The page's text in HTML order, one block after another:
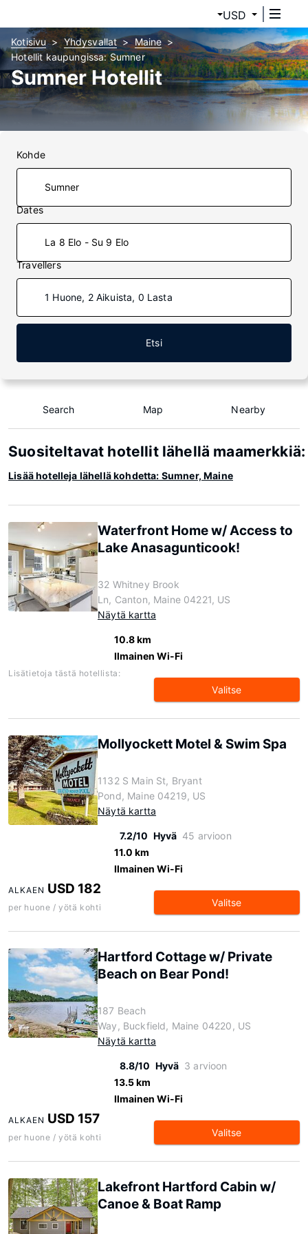
USD
Kotisivu Yhdysvallat
Maine
Hotellit kaupungissa: Sumner
Sumner Hotellit
Kohde
Dates
La 8 Elo - Su 9 Elo
Travellers
1 Huone, 2 Aikuista, 0 Lasta
Etsi
Search Map Nearby
Suositeltavat hotellit lähellä maamerkkiä:
Lisää hotelleja lähellä kohdetta: Sumner, Maine
Waterfront Home w/ Access to
Lake Anasagunticook!
32 Whitney Brook
Ln, Canton, Maine 04221, US
Näytä kartta
10.8 km
Ilmainen Wi-Fi
Lisätietoja tästä hotellista:
Valitse
Mollyockett Motel & Swim Spa
1132 S Main St, Bryant
Pond, Maine 04219, US
Näytä kartta
7.2/10 Hyvä 45 arvioon
11.0 km
Ilmainen Wi-Fi
ALKAEN USD 182
per huone / yötä kohti Valitse
Hartford Cottage w/ Private
Beach on Bear Pond!
187 Beach
Way, Buckfield, Maine 04220, US
Näytä kartta
8.8/10 Hyvä 3 arvioon
13.5 km
Ilmainen Wi-Fi
ALKAEN USD 157
per huone / yötä kohti Valitse
Lakefront Hartford Cabin w/
Canoe & Boat Ramp